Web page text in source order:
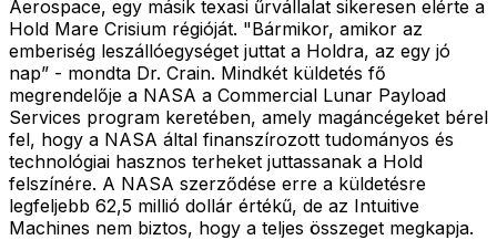
Aerospace, egy másik texasi űrvállalat sikeresen elérte a
Hold Mare Crisium régióját. "Bármikor, amikor az
emberiség leszállóegységet juttat a Holdra, az egy jó
nap” - mondta Dr. Crain. Mindkét küldetés fő
megrendelője a NASA a Commercial Lunar Payload
Services program keretében, amely magáncégeket bérel
fel, hogy a NASA által finanszírozott tudományos és
technológiai hasznos terheket juttassanak a Hold
felszínére. A NASA szerződése erre a küldetésre
legfeljebb 62,5 millió dollár értékű, de az Intuitive
Machines nem biztos, hogy a teljes összeget megkapja.